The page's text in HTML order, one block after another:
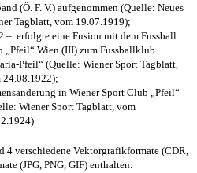
(Ö. F. V.) aufgenommen (Quelle: Neues
Tagblatt, vom 19.07.1919);
– erfolgte eine Fusion mit dem Fussball
„Pfeil“ Wien (III) zum Fussballklub
Pfeil“ (Quelle: Wiener Sport Tagblatt,
24.08.1922);
in Wiener Sport Club „Pfeil“
Wiener Sport Tagblatt, vom
4 verschiedene Vektorgrafikformate (CDR,
(JPG, PNG, GIF) enthalten.